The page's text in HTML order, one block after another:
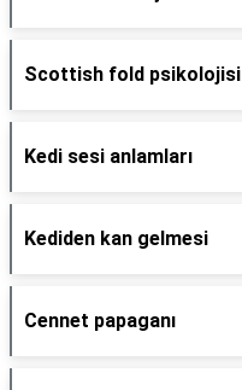
Scottish fold psikolojisi
Kedi sesi anlamları
Kediden kan gelmesi
Cennet papaganı